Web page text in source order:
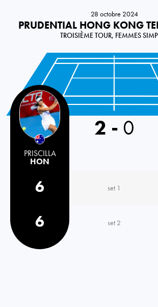
28 octobre 2024
PRUDENTIAL HONG KONG
TROISIÈME TOUR, FEMMES
Australia
PRISCILLA
HON
2 - 0
6 set 1
6
set 2